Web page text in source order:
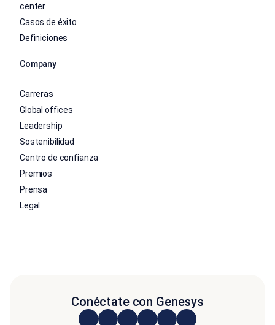
center
Casos de éxito
Definiciones
Company
Carreras
Global offices
Leadership
Sostenibilidad
Centro de confianza
Premios
Prensa
Legal
Conéctate con Genesys